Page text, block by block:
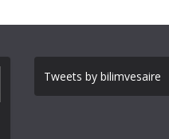
Tweets by bilimvesaire